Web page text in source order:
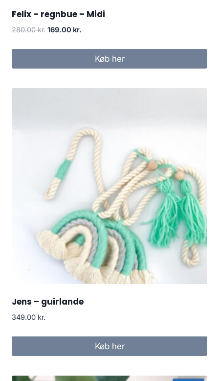
Felix – regnbue – Midi
280.00kr. 169.00 kr.
Køb her
Jens – guirlande
349.00 kr.
Køb her